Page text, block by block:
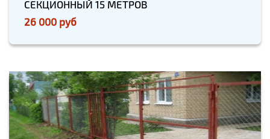
СЕКЦИОННЫЙ 15 МЕТРОВ
26 000 руб